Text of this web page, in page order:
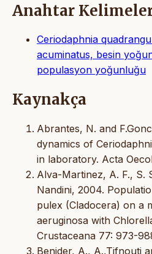
Anahtar
Ceriodaphnia
acuminatus, besin
populasyon yoğunluğu
Kaynakça
Abrantes, N. and
dynamics of
in laboratory. Acta
Alva-Martinez, A. F., S.
Nandini, 2004.
pulex (Cladocera) on a
aeruginosa with
Crustaceana 77: 973-
Benider, A., A.,Tifnouti